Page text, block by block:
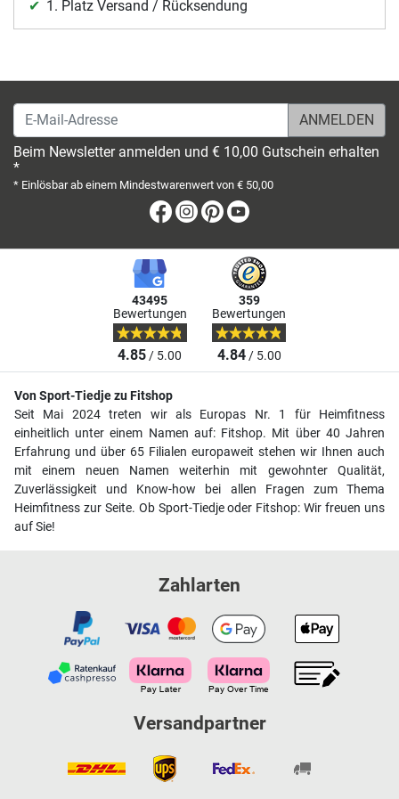
1. Platz Versand / Rücksendung
E-Mail-Adresse
Beim Newsletter anmelden und € 10,00 Gutschein erhalten
*
* Einlösbar ab einem Mindestwarenwert von € 50,00
Facebook
Instagram
Pinterest
43495
Bewertungen
4.85/ 5.00
359
Bewertungen
4.84/ 5.00
Von Sport-Tiedje zu Fitshop
Seit Mai 2024 treten wir als Europas Nr. 1 für Heimfitness
einheitlich unter einem Namen auf: Fitshop. Mit über 40 Jahren
Erfahrung und über 65 Filialen europaweit stehen wir Ihnen auch
mit einem neuen Namen weiterhin mit gewohnter Qualität,
Zuverlässigkeit und Know-how bei allen Fragen zum Thema
Heimfitness zur Seite. Ob Sport-Tiedje oder Fitshop: Wir freuen uns
auf Sie!
Zahlarten
Versandpartner